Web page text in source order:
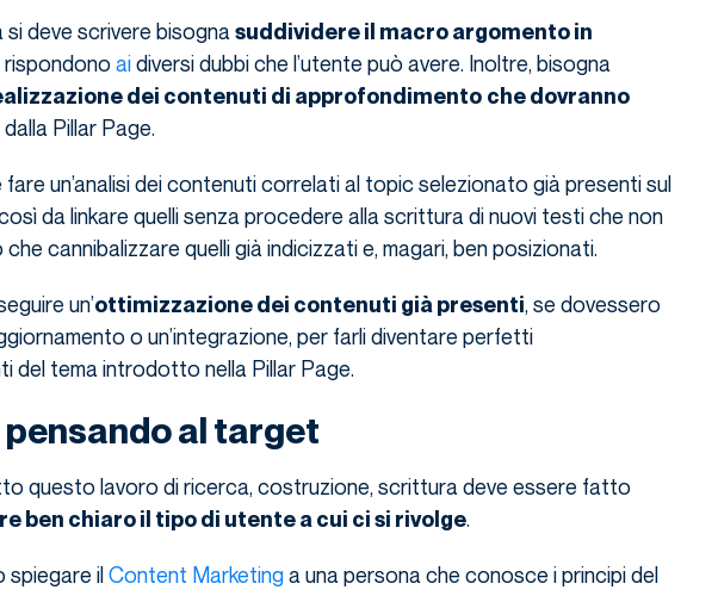
deve scrivere bisogna suddividere il macro argomento in
rispondono aidiversi dubbi che l’utente può avere. Inoltre, bisogna
dei contenuti di approfondimento che dovranno
dalla Pillar Page.
un’analisi dei contenuti correlati al topic selezionato già presenti sul
da linkare quelli senza procedere alla scrittura di nuovi testi che non
cannibalizzare quelli già indicizzati e, magari, ben posizionati.
un’ottimizzazione dei contenuti già presenti, se dovessero
o un’integrazione, per farli diventare perfetti
del tema introdotto nella Pillar Page.
al target
questo lavoro di ricerca, costruzione, scrittura deve essere fatto
ben chiaro il tipo di utente a cui ci si rivolge.
spiegare ilContent Marketinga una persona che conosce i principi del